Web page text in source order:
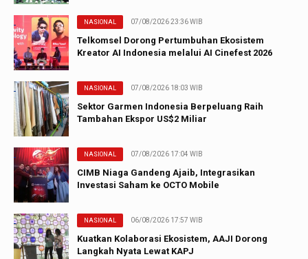
NASIONAL 07/08/2026 23:36 WIB
Telkomsel Dorong Pertumbuhan Ekosistem
Kreator AI Indonesia melalui AI Cinefest 2026
NASIONAL 07/08/2026 18:03 WIB
Sektor Garmen Indonesia Berpeluang Raih
Tambahan Ekspor US$2 Miliar
NASIONAL 07/08/2026 17:04 WIB
CIMB Niaga Gandeng Ajaib, Integrasikan
Investasi Saham ke OCTO Mobile
NASIONAL 06/08/2026 17:57 WIB
Kuatkan Kolaborasi Ekosistem, AAJI Dorong
Langkah Nyata Lewat KAPJ